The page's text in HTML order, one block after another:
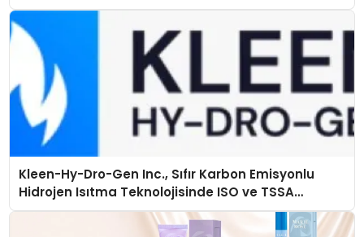
Kleen-Hy-Dro-Gen Inc., Sıfır Karbon Emisyonlu
Hidrojen Isıtma Teknolojisinde ISO ve TSSA
Düzenleyici Onaylarını Aldı